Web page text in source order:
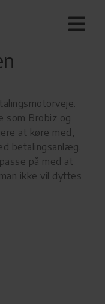
som Brobiz og
at køre med,
betalingsanlæg.
på med at
ikke vil dyttes